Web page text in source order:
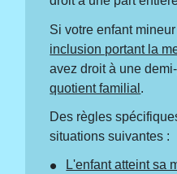
Si votre enfant
inclusion portant la
avez droit à une
quotient familial .
Des règles
situations suivantes :
L'enfant atteint sa